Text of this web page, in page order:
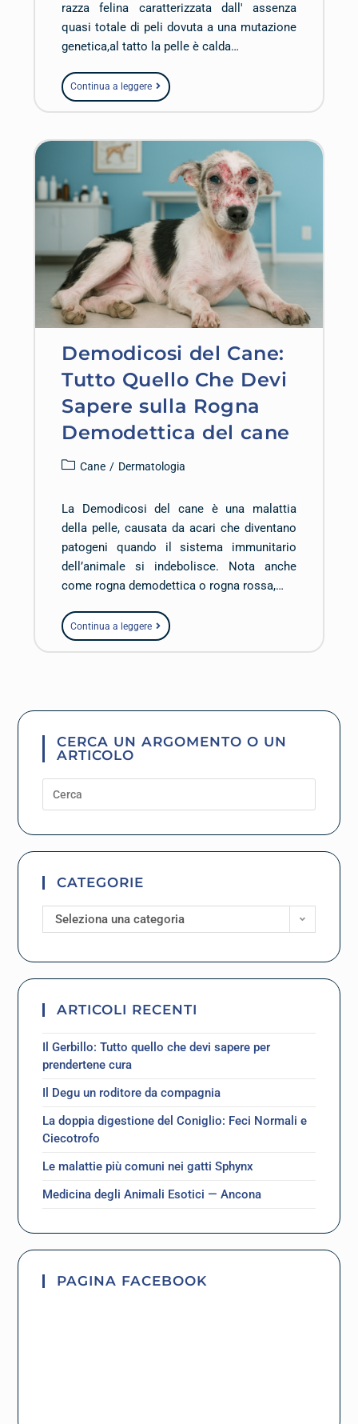
razza felina caratterizzata dall' assenza
quasi totale di peli dovuta a una mutazione
genetica,al tatto la pelle è calda…
Continua a leggere
Demodicosi del Cane:
Tutto Quello Che Devi
Sapere sulla Rogna
Demodettica del cane
Cane / Dermatologia
La Demodicosi del cane è una malattia
della pelle, causata da acari che diventano
patogeni quando il sistema immunitario
dell’animale si indebolisce. Nota anche
come rogna demodettica o rogna rossa,…
Continua a leggere
CERCA UN ARGOMENTO O UN
ARTICOLO
CATEGORIE
Seleziona una categoria
ARTICOLI RECENTI
Il Gerbillo: Tutto quello che devi sapere per
prendertene cura
Il Degu un roditore da compagnia
La doppia digestione del Coniglio: Feci Normali e
Ciecotrofo
Le malattie più comuni nei gatti Sphynx
Medicina degli Animali Esotici — Ancona
PAGINA FACEBOOK